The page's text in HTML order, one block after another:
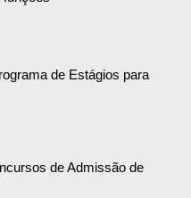
de Estágios para
de Admissão de